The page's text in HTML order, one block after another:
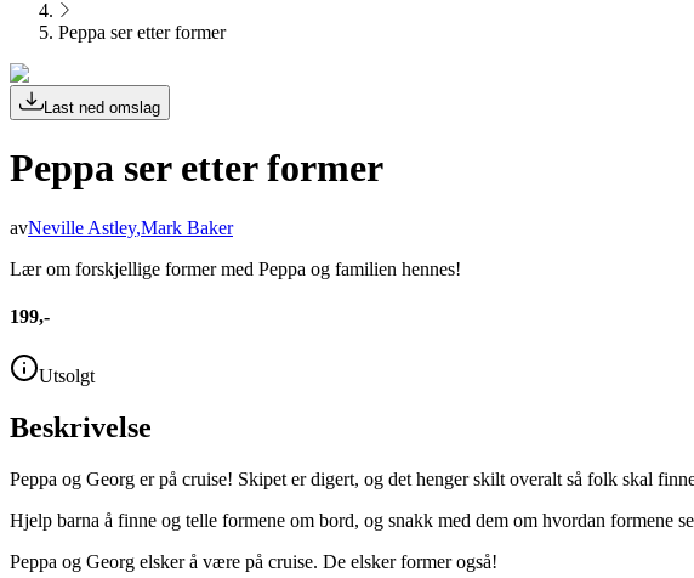
Peppa ser etter former
Last ned omslag
Peppa ser etter former
avNeville Astley,Mark Baker
Lær om forskjellige former med Peppa og familien hennes!
199,-
Utsolgt
Beskrivelse
Peppa og Georg er på cruise! Skipet er digert, og det henger skilt overalt så folk skal
Hjelp barna å finne og telle formene om bord, og snakk med dem om hvordan formene
Peppa og Georg elsker å være på cruise. De elsker former også!